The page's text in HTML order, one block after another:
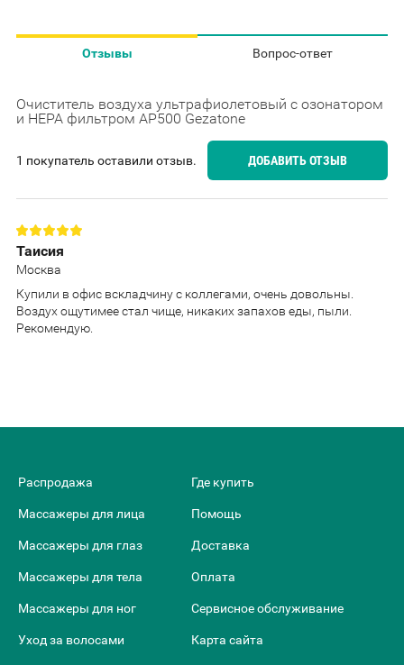
Отзывы Вопрос-ответ
Очиститель воздуха ультрафиолетовый с озонатором
и HEPA фильтром AP500 Gezatone
1 покупатель оставили отзыв. ДОБАВИТЬ ОТЗЫВ
Таисия
Москва
Купили в офис вскладчину с коллегами, очень довольны.
Воздух ощутимее стал чище, никаких запахов еды, пыли.
Рекомендую.
Распродажа
Массажеры для лица
Массажеры для глаз
Массажеры для тела
Массажеры для ног
Уход за волосами
Где купить
Помощь
Доставка
Оплата
Сервисное обслуживание
Карта сайта